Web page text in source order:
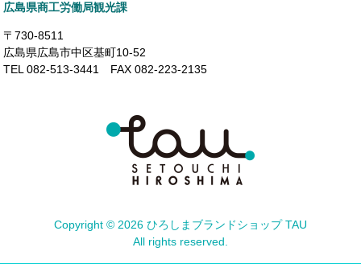
広島県商工労働局観光課
〒730-8511
広島県広島市中区基町10-52
TEL 082-513-3441 FAX 082-223-2135
Copyright © 2026 ひろしまブランドショップ TAU
All rights reserved.